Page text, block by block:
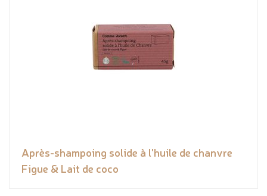
Après-shampoing solide à l'huile de chanvre
Figue & Lait de coco